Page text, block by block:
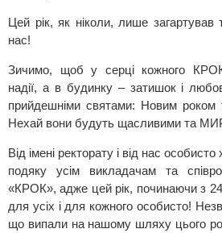
Цей рік, як ніколи, лише загартував
нас!
Зичимо, щоб у серці кожного
надії, а в будинку – затишок і
прийдешніми святами: Новим роком
Нехай вони будуть щасливими та
Від імені ректорату і від нас
подяку усім викладачам та
«КРОК», адже цей рік, починаючи з
для усіх і для кожного особисто!
що випали на нашому шляху цього